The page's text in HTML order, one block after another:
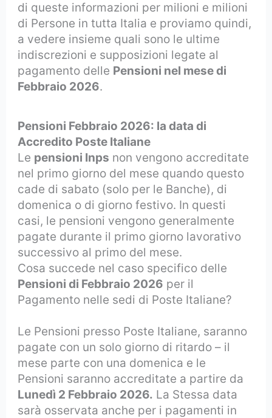
di queste informazioni per milioni e milioni
di Persone in tutta Italia e proviamo quindi,
a vedere insieme quali sono le ultime
indiscrezioni e supposizioni legate al
pagamento delle Pensioni nel mese di
Febbraio 2026.
Pensioni Febbraio 2026: la data di
Accredito Poste Italiane
Le pensioni Inps non vengono accreditate
nel primo giorno del mese quando questo
cade di sabato (solo per le Banche), di
domenica o di giorno festivo. In questi
casi, le pensioni vengono generalmente
pagate durante il primo giorno lavorativo
successivo al primo del mese.
Cosa succede nel caso specifico delle
Pensioni di Febbraio 2026 per il
Pagamento nelle sedi di Poste Italiane?
Le Pensioni presso Poste Italiane, saranno
pagate con un solo giorno di ritardo – il
mese parte con una domenica e le
Pensioni saranno accreditate a partire da
Lunedì 2 Febbraio 2026. La Stessa data
sarà osservata anche per i pagamenti in